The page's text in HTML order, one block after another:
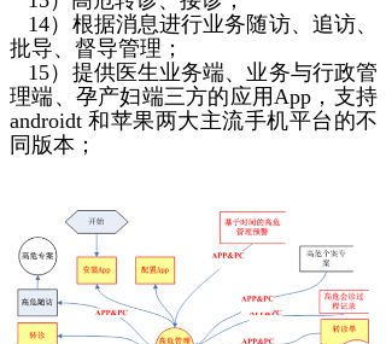
14）根据消息进行业务随访、追访、
批导、督导管理；
15）提供医生业务端、业务与行政管
理端、孕产妇端三方的应用App，支持
androidt 和苹果两大主流手机平台的不
同版本；